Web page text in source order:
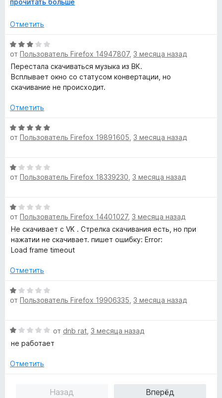
з
(п.с. даже в фаерфоксе зарегался что бы напечатать)
з
е
р
н
и
т
,
т
о
прочитать больше
Отметить
О
ц
е
н
е
о
а
3
5
от Пользователь Firefox 14947807, 3 месяца назад
Перестала скачиваться музыка из ВК.
Всплывает окно со статусом конвертации, но
скачивание не происходит.
Отметить
О
ц
е
н
а
5
и
з
5
от Пользователь Firefox 19891605 3 месяца назад
О
ц
е
н
о
н
а
и
5
от Пользователь Firefox 18339230 3 месяца назад
О
ц
е
н
е
о
а
1
5
от Пользователь Firefox 14401027, 3 месяца назад
Не скачивает с VK . Стрелка скачивания есть, но при
нажатии не скачивает. пишет ошибку: Error:
Load frame timeout
Отметить
О
ц
е
н
н
от Пользователь Firefox 19906335 3 месяца назад
О
ц
н
от dnb rat 3 месяца назад
не работает
Отметить
Назад
Вперёд